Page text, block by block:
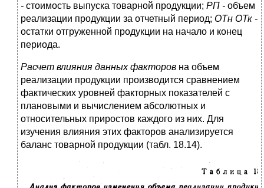
- стоимость выпуска товарной продукции; РП - объем
реализации продукции за отчетный период; ОТн ОТк -
остатки отгруженной продукции на начало и конец
периода.
Расчет влияния данных факторов на объем
реализации продукции производится сравнением
фактических уровней факторных показателей с
плановыми и вычислением абсолютных и
относительных приростов каждого из них. Для
изучения влияния этих факторов анализируется
баланс товарной продукции (табл. 18.14).